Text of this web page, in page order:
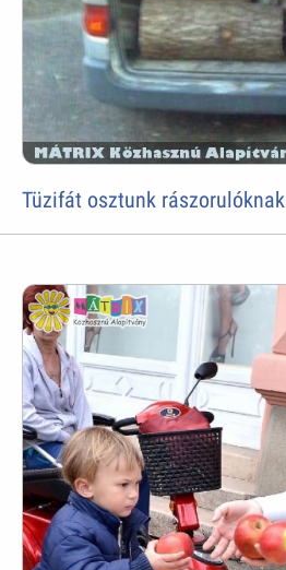
Tüzifát osztunk rászorulóknak